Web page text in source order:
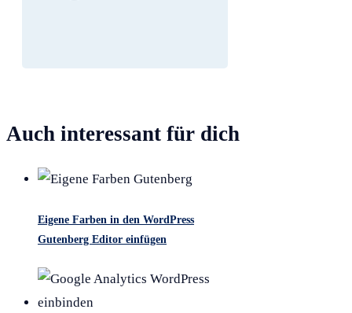
Auch interessant für dich
Eigene Farben in den WordPress
Gutenberg Editor einfügen